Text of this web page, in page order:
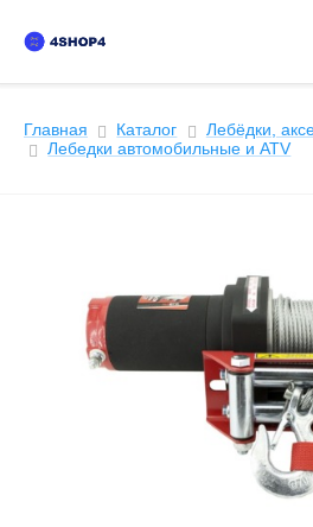
Главная Каталог
Лебёдки,
Лeбедки автомобильные и ATV